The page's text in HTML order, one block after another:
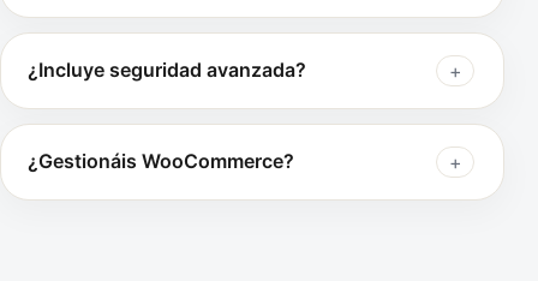
¿Incluye seguridad avanzada?
¿Gestionáis WooCommerce?